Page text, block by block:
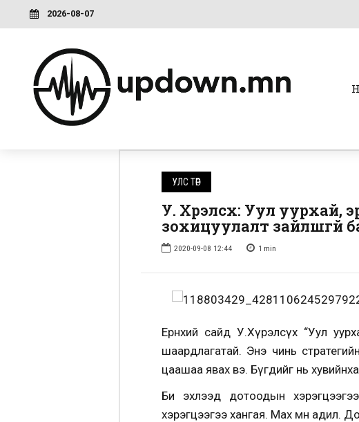
2026-08-07
УЛС ТӨР
У. Хүрэлсүх: Уул уурхай,
зохицуулалт зайлшгүй
2020-09-08 12:44 1 min
Ерөнхий сайд У.Хүрэлсүх “Уул
шаардлагатай. Энэ чинь
цаашаа явах вэ. Бүгдийг нь
Би эхлээд дотоодын
хэрэгцээгээ хангая. Мах мөн адил.